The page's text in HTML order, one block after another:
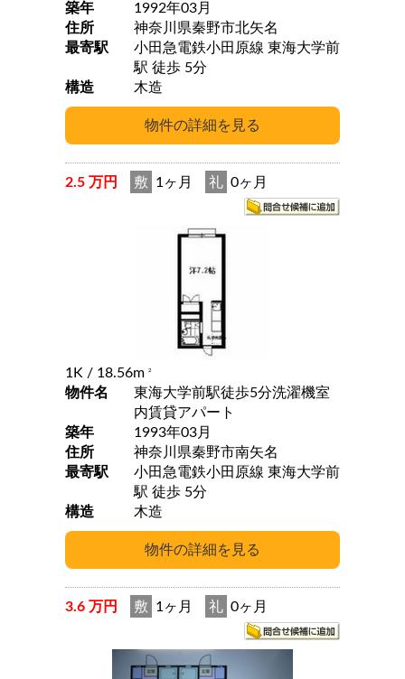
築年
1992年03月
住所
神奈川県秦野市北矢名
最寄駅
小田急電鉄小田原線 東海大学前
駅 徒歩 5分
構造
木造
2.5 万円 敷 1ヶ月 礼 0ヶ月
1K / 18.56m 2
物件名
東海大学前駅徒歩5分洗濯機室
内賃貸アパート
築年
1993年03月
住所
神奈川県秦野市南矢名
最寄駅
小田急電鉄小田原線 東海大学前
駅 徒歩 5分
構造
木造
3.6 万円 敷 1ヶ月 礼 0ヶ月